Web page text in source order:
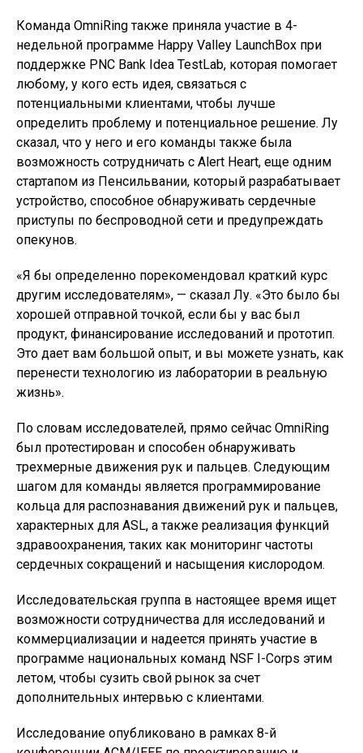
Команда OmniRing также приняла участие в 4-
недельной программе Happy Valley LaunchBox при
поддержке PNC Bank Idea TestLab, которая помогает
любому, у кого есть идея, связаться с
потенциальными клиентами, чтобы лучше
определить проблему и потенциальное решение. Лу
сказал, что у него и его команды также была
возможность сотрудничать с Alert Heart, еще одним
стартапом из Пенсильвании, который разрабатывает
устройство, способное обнаруживать сердечные
приступы по беспроводной сети и предупреждать
опекунов.
«Я бы определенно порекомендовал краткий курс
другим исследователям», — сказал Лу. «Это было бы
хорошей отправной точкой, если бы у вас был
продукт, финансирование исследований и прототип.
Это дает вам большой опыт, и вы можете узнать, как
перенести технологию из лаборатории в реальную
жизнь».
По словам исследователей, прямо сейчас OmniRing
был протестирован и способен обнаруживать
трехмерные движения рук и пальцев. Следующим
шагом для команды является программирование
кольца для распознавания движений рук и пальцев,
характерных для ASL, а также реализация функций
здравоохранения, таких как мониторинг частоты
сердечных сокращений и насыщения кислородом.
Исследовательская группа в настоящее время ищет
возможности сотрудничества для исследований и
коммерциализации и надеется принять участие в
программе национальных команд NSF I-Corps этим
летом, чтобы сузить свой рынок за счет
дополнительных интервью с клиентами.
Исследование опубликовано в рамках 8-й